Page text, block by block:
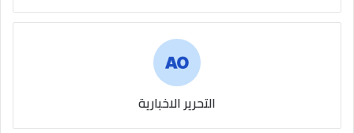
التحرير الاخبارية